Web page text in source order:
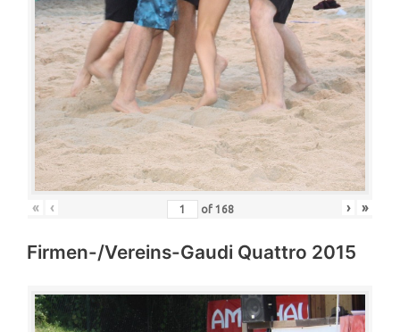
« ‹ of 168 › »
Firmen-/Vereins-Gaudi Quattro 2015